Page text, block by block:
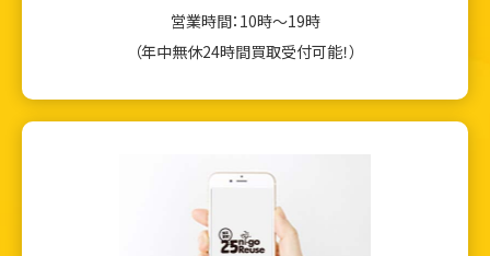
営業時間：10時～19時
（年中無休24時間買取受付可能！）